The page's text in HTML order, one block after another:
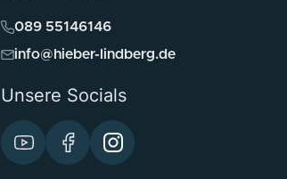
089 55146146
info@hieber-lindberg.de
Unsere Socials